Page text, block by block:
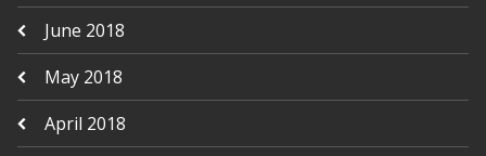
June 2018
May 2018
April 2018